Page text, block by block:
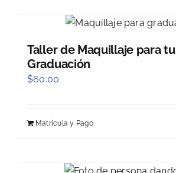
Taller de Maquillaje para tu
Graduación
$60.00
Matrícula y Pago